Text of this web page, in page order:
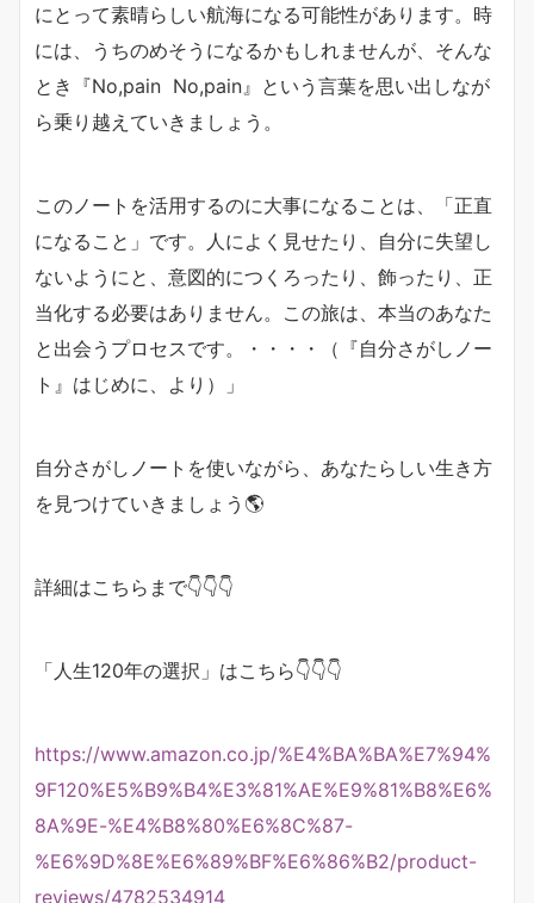
にとって素晴らしい航海になる可能性があります。時
には、うちのめそうになるかもしれませんが、そんな
とき『No,pain No,pain』という言葉を思い出しなが
ら乗り越えていきましょう。
このノートを活用するのに大事になることは、「正直
になること」です。人によく見せたり、自分に失望し
ないようにと、意図的につくろったり、飾ったり、正
当化する必要はありません。この旅は、本当のあなた
と出会うプロセスです。・・・・（『自分さがしノー
ト』はじめに、より）」
自分さがしノートを使いながら、あなたらしい生き方
を見つけていきましょう🌎
詳細はこちらまで👇👇👇
「人生120年の選択」はこちら👇👇👇
https://www.amazon.co.jp/%E4%BA%BA%E7%94%
9F120%E5%B9%B4%E3%81%AE%E9%81%B8%E6%
8A%9E-%E4%B8%80%E6%8C%87-
%E6%9D%8E%E6%89%BF%E6%86%B2/product-
reviews/4782534914